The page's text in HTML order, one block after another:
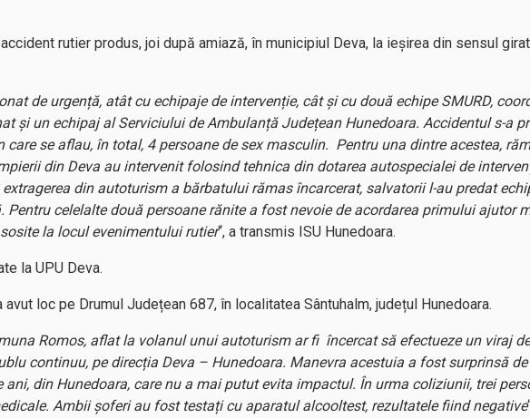
rutier produs, joi după amiază, în municipiul Deva, la ieșirea din sensul
de urgență, atât cu echipaje de intervenție, cât și cu două echipe SMURD,
și un echipaj al Serviciului de Ambulanță Județean Hunedoara. Accidentul s-a
se aflau, în total, 4 persoane de sex masculin. Pentru una dintre acestea,
din Deva au intervenit folosind tehnica din dotarea autospecialei de
din autoturism a bărbatului rămas încarcerat, salvatorii l-au predat
celelalte două persoane rănite a fost nevoie de acordarea primului ajutor
la locul evenimentului rutier“, a transmis ISU Hunedoara.
la UPU Deva.
loc pe Drumul Județean 687, în localitatea Sântuhalm, județul Hunedoara.
Romos, aflat la volanul unui autoturism ar fi încercat să efectueze un viraj de
continuu, pe direcția Deva – Hunedoara. Manevra acestuia a fost surprinsă
din Hunedoara, care nu a mai putut evita impactul. În urma coliziunii, trei
Ambii șoferi au fost testați cu aparatul alcooltest, rezultatele fiind negative